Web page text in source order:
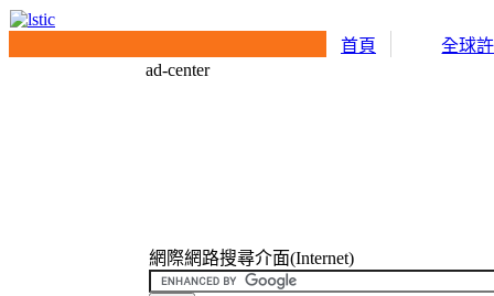
首頁 全球
ad-center
網際網路搜尋介面(Internet)